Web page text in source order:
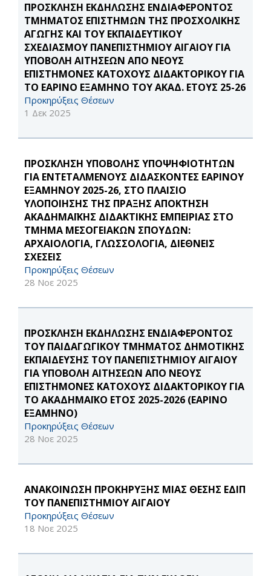
ΠΡΟΣΚΛΗΣΗ ΕΚΔΗΛΩΣΗΣ ΕΝΔΙΑΦΕΡΟΝΤΟΣ
ΤΜΗΜΑΤΟΣ ΕΠΙΣΤΗΜΩΝ ΤΗΣ ΠΡΟΣΧΟΛΙΚΗΣ
ΑΓΩΓΗΣ ΚΑΙ ΤΟΥ ΕΚΠΑΙΔΕΥΤΙΚΟΥ
ΣΧΕΔΙΑΣΜΟΥ ΠΑΝΕΠΙΣΤΗΜΙΟΥ ΑΙΓΑΙΟΥ ΓΙΑ
ΥΠΟΒΟΛΗ ΑΙΤΗΣΕΩΝ ΑΠΟ ΝΕΟΥΣ
ΕΠΙΣΤΗΜΟΝΕΣ ΚΑΤΟΧΟΥΣ ΔΙΔΑΚΤΟΡΙΚΟΥ ΓΙΑ
ΤΟ ΕΑΡΙΝΟ ΕΞΑΜΗΝΟ ΤΟΥ ΑΚΑΔ. ΕΤΟΥΣ 25-26
Προκηρύξεις Θέσεων
1 Δεκ 2025
ΠΡΟΣΚΛΗΣΗ ΥΠΟΒΟΛΗΣ ΥΠΟΨΗΦΙΟΤΗΤΩΝ
ΓΙΑ ΕΝΤΕΤΑΛΜΕΝΟΥΣ ΔΙΔΑΣΚΟΝΤΕΣ ΕΑΡΙΝΟΥ
ΕΞΑΜΗΝΟΥ 2025-26, ΣΤΟ ΠΛΑΙΣΙΟ
ΥΛΟΠΟΙΗΣΗΣ ΤΗΣ ΠΡΑΞΗΣ ΑΠΟΚΤΗΣΗ
ΑΚΑΔΗΜΑΪΚΗΣ ΔΙΔΑΚΤΙΚΗΣ ΕΜΠΕΙΡΙΑΣ ΣΤΟ
ΤΜΗΜΑ ΜΕΣΟΓΕΙΑΚΩΝ ΣΠΟΥΔΩΝ:
ΑΡΧΑΙΟΛΟΓΙΑ, ΓΛΩΣΣΟΛΟΓΙΑ, ΔΙΕΘΝΕΙΣ
ΣΧΕΣΕΙΣ
Προκηρύξεις Θέσεων
28 Νοε 2025
ΠΡΟΣΚΛΗΣΗ ΕΚΔΗΛΩΣΗΣ ΕΝΔΙΑΦΕΡΟΝΤΟΣ
ΤΟΥ ΠΑΙΔΑΓΩΓΙΚΟΥ ΤΜΗΜΑΤΟΣ ΔΗΜΟΤΙΚΗΣ
ΕΚΠΑΙΔΕΥΣΗΣ ΤΟΥ ΠΑΝΕΠΙΣΤΗΜΙΟΥ ΑΙΓΑΙΟΥ
ΓΙΑ ΥΠΟΒΟΛΗ ΑΙΤΗΣΕΩΝ ΑΠΟ ΝΕΟΥΣ
ΕΠΙΣΤΗΜΟΝΕΣ ΚΑΤΟΧΟΥΣ ΔΙΔΑΚΤΟΡΙΚΟΥ ΓΙΑ
ΤΟ ΑΚΑΔΗΜΑΪΚΟ ΕΤΟΣ 2025-2026 (ΕΑΡΙΝΟ
ΕΞΑΜΗΝΟ)
Προκηρύξεις Θέσεων
28 Νοε 2025
ΑΝΑΚΟΙΝΩΣΗ ΠΡΟΚΗΡΥΞΗΣ ΜΙΑΣ ΘΕΣΗΣ ΕΔΙΠ
ΤΟΥ ΠΑΝΕΠΙΣΤΗΜΙΟΥ ΑΙΓΑΙΟΥ
Προκηρύξεις Θέσεων
18 Νοε 2025